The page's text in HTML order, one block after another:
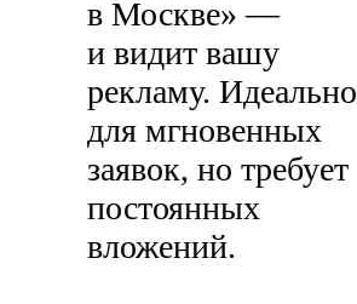
в Москве» —
и видит вашу
рекламу. Идеально
для мгновенных
заявок, но требует
постоянных
вложений.